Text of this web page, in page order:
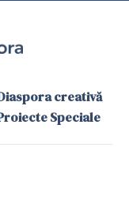
creativă
Speciale